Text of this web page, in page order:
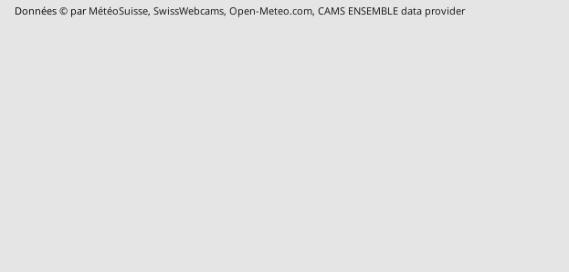
Données © par MétéoSuisse,SwissWebcams,Open-Meteo.com,CAMS ENSEMBLE data provider